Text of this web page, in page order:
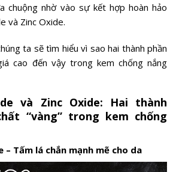
chuộng nhờ vào sự kết hợp hoàn hảo
và Zinc Oxide.
ta sẽ tìm hiểu vì sao hai thành phần
cao đến vậy trong kem chống nắng
và Zinc Oxide: Hai thành
“vàng” trong kem chống
– Tấm lá chắn mạnh mẽ cho da